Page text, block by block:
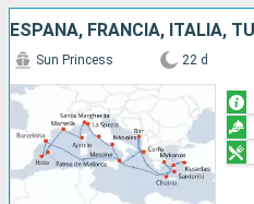
Sun Princess 22 d